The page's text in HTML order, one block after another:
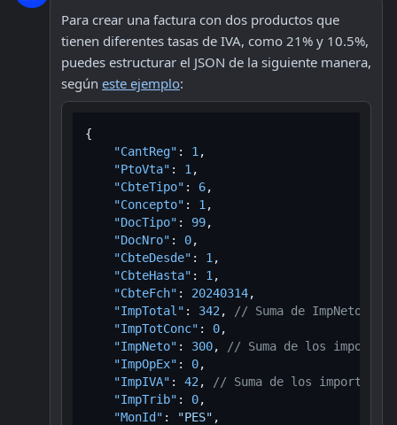
Para crear una factura con dos productos que
tienen diferentes tasas de IVA, como 21% y 10.5%,
puedes estructurar el JSON de la siguiente manera,
según este ejemplo:
{
"CantReg" : 1 ,
"PtoVta" : 1 ,
"CbteTipo" : 6,
"Concepto" : 1 ,
"DocTipo" : 99,
"DocNro" : 0,
"CbteDesde" : 1 ,
"CbteHasta" : 1 ,
"CbteFch" : 20240314,
"ImpTotal" : 342 ,
// Suma de ImpNeto +
"ImpTotConc" : 0,
"ImpNeto" : 300,
// Suma de los importes
"ImpOpEx" : 0,
"ImpIVA" : 42 ,
// Suma de los importes
"ImpTrib" : 0,
"MonId" : "PES" ,